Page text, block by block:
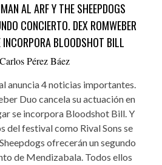
AL ARF Y THE SHEEPDOGS
CONCIERTO. DEX ROMWEBER
BLOODSHOT BILL
Carlos Pérez Báez
anuncia 4 noticias importantes.
Duo cancela su actuación en
se incorpora Bloodshot Bill. Y
del festival como Rival Sons se
ofrecerán un segundo
de Mendizabala. Todos ellos